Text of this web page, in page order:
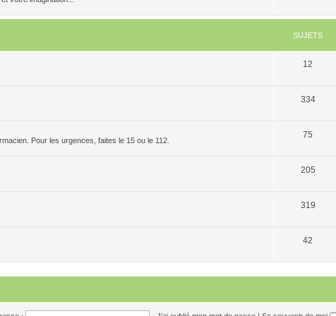
SUJETS
12
334
Pour les urgences, faites le 15 ou le 112.
75
205
319
42